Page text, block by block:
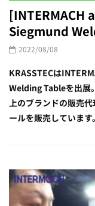
[INTERMACH
Siegmund
2022/08/08
KRASSTECは
Welding Tableを出展
上のブランドの販売
ールを販売していま